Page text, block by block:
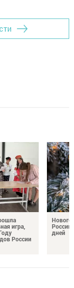
игра,
России
России
дней